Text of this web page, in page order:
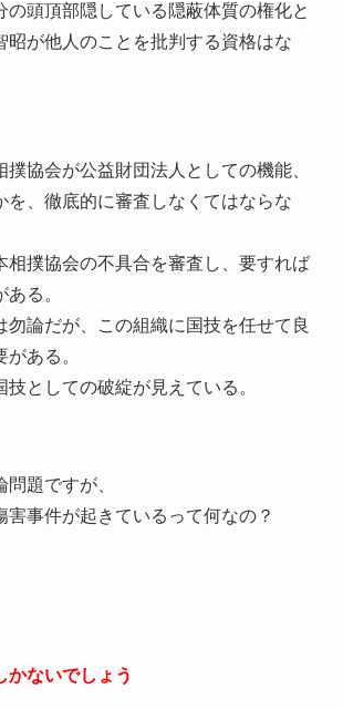
の頭頂部隠している隠蔽体質の権化と
昭が他人のことを批判する資格はな
撲協会が公益財団法人としての機能、
を、徹底的に審査しなくてはならな
相撲協会の不具合を審査し、要すれば
る。
勿論だが、この組織に国技を任せて良
ある。
技としての破綻が見えている。
題ですが、
害事件が起きているって何なの？
かないでしょう